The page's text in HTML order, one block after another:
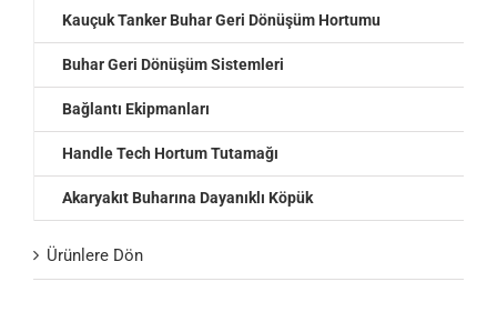
Kauçuk Tanker Buhar Geri Dönüşüm Hortumu
Buhar Geri Dönüşüm Sistemleri
Bağlantı Ekipmanları
Handle Tech Hortum Tutamağı
Akaryakıt Buharına Dayanıklı Köpük
Ürünlere Dön